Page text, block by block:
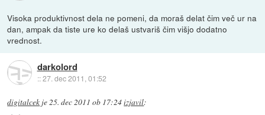
Visoka produktivnost dela ne pomeni, da moraš delat čim več ur na
dan, ampak da tiste ure ko delaš ustvariš čim višjo dodatno
vrednost.
darkolord
::27. dec 2011, 01:52
digitalcek je25. dec 2011 ob 17:24izjavil: